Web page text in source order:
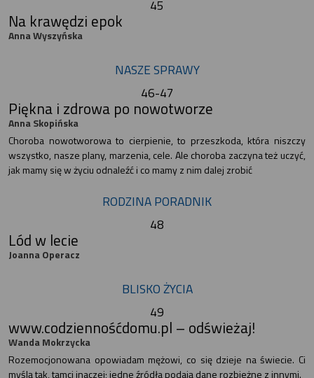
45
Na krawędzi epok
Anna Wyszyńska
NASZE SPRAWY
46-47
Piękna i zdrowa po nowotworze
Anna Skopińska
Choroba nowotworowa to cierpienie, to przeszkoda, która niszczy
wszystko, nasze plany, marzenia, cele. Ale choroba zaczyna też uczyć,
jak mamy się w życiu odnaleźć i co mamy z nim dalej zrobić
RODZINA PORADNIK
48
Lód w lecie
Joanna Operacz
BLISKO ŻYCIA
49
www.codziennośćdomu.pl – odświeżaj!
Wanda Mokrzycka
Rozemocjonowana opowiadam mężowi, co się dzieje na świecie. Ci
myślą tak, tamci inaczej; jedne źródła podają dane rozbieżne z innymi.